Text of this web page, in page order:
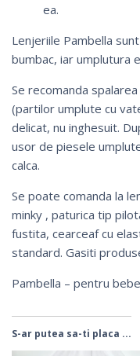
ea.
Lenjeriile Pambella
bumbac, iar umplutura
Se recomanda
(partilor umplute cu
delicat, nu inghesuit.
usor de piesele
calca.
Se poate comanda la
minky , paturica tip
fustita, cearceaf cu
standard. Gasiti
Pambella – pentru
S-ar putea sa-ti placa ...